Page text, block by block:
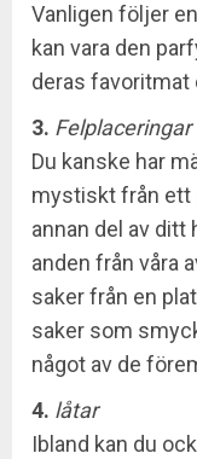
Vanligen följer
kan vara den
deras favoritmat
3. Felplaceringar
Du kanske har
mystiskt från ett
annan del av ditt
anden från våra
saker från en
saker som
något av de
4. låtar
Ibland kan du